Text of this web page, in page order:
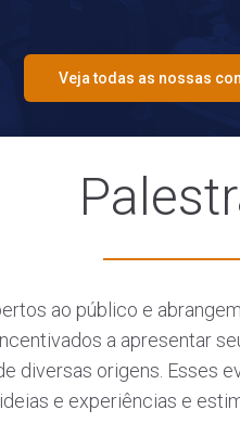
Veja todas as nossas
ao público e
a apresentar
diversas origens. Esses
e experiências e